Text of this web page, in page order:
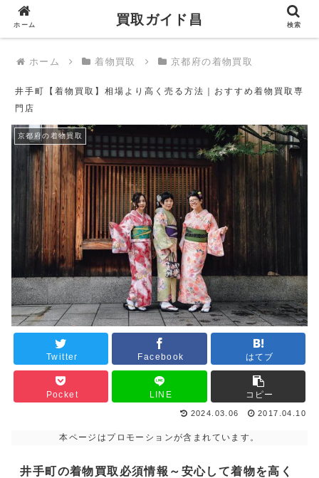
買取ガイド昌
ホーム 着物買取 京都府の着物買取
井手町【着物買取】相場より高く売る方法｜おすすめ着物買取専
門店
京都府の着物買取
Twitter Facebook はてブ
Pocket LINE コピー
2024.03.06 2017.04.10
本ページはプロモーションが含まれています。
井手町の着物買取必須情報～安心して着物を高く
ホーム 買取ガイド昌 検索